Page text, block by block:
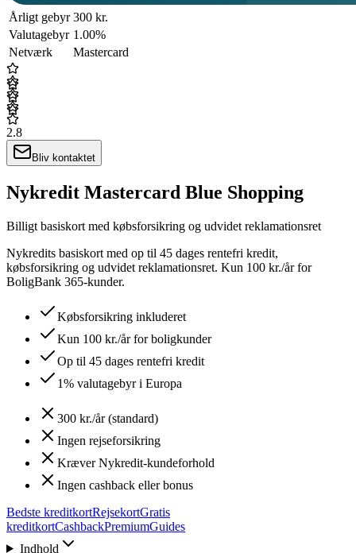
Årligt gebyr 300 kr.
Valutagebyr 1.00%
Netværk
Mastercard
2.8
Bliv kontaktet
Nykredit Mastercard Blue Shopping
Billigt basiskort med købsforsikring og udvidet reklamationsret
Nykredits basiskort med op til 45 dages rentefri kredit,
købsforsikring og udvidet reklamationsret. Kun 100 kr./år for
BoligBank 365-kunder.
Købsforsikring inkluderet
Kun 100 kr./år for boligkunder
Op til 45 dages rentefri kredit
1% valutagebyr i Europa
300 kr./år (standard)
Ingen rejseforsikring
Kræver Nykredit-kundeforhold
Ingen cashback eller bonus
Bedste kreditkortRejsekortGratis
kreditkortCashbackPremiumGuides
Indhold